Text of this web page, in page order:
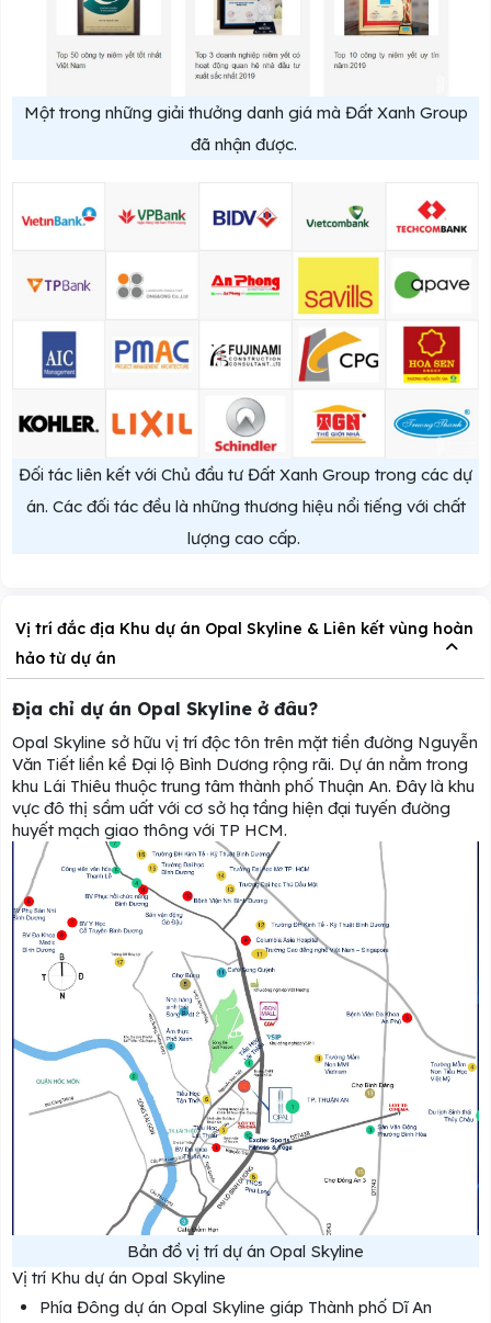
Một trong những giải thưởng danh giá mà Đất Xanh Group
đã nhận được.
Đối tác liên kết với Chủ đầu tư Đất Xanh Group trong các dự
án. Các đối tác đều là những thương hiệu nổi tiếng với chất
lượng cao cấp.
Vị trí đắc địa Khu dự án Opal Skyline & Liên kết vùng hoàn
hảo từ dự án
Địa chỉ dự án Opal Skyline ở đâu?
Opal Skyline sở hữu vị trí độc tôn trên mặt tiền đường Nguyễn
Văn Tiết liền kề Đại lộ Bình Dương rộng rãi. Dự án nằm trong
khu Lái Thiêu thuộc trung tâm thành phố Thuận An. Đây là khu
vực đô thị sầm uất với cơ sở hạ tầng hiện đại tuyến đường
huyết mạch giao thông với TP HCM.
Bản đồ vị trí dự án Opal Skyline
Vị trí Khu dự án Opal Skyline
Phía Đông dự án Opal Skyline giáp Thành phố Dĩ An